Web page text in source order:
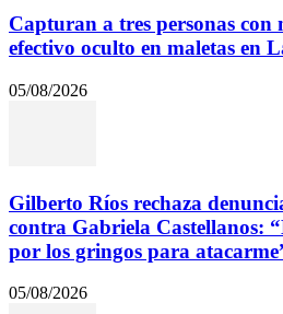
Capturan a tres personas con
efectivo oculto en maletas en
05/08/2026
Gilberto Ríos rechaza
contra Gabriela Castellanos:
por los gringos para
05/08/2026